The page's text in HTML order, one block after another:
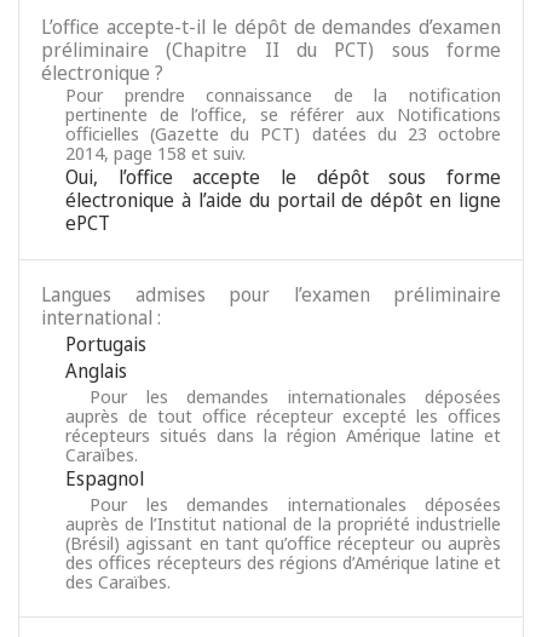
L’office accepte-t-il le dépôt de demandes d’examen
préliminaire (Chapitre II du PCT) sous forme
électronique ?
Pour prendre connaissance de la notification
pertinente de l’office, se référer aux Notifications
officielles (Gazette du PCT) datées du 23 octobre
2014, page 158 et suiv.
Oui, l’office accepte le dépôt sous forme
électronique à l’aide du portail de dépôt en ligne
ePCT
Langues admises pour l’examen préliminaire
international :
Portugais
Anglais
Pour les demandes internationales déposées
auprès de tout office récepteur excepté les offices
récepteurs situés dans la région Amérique latine et
Caraïbes.
Espagnol
Pour les demandes internationales déposées
auprès de l’Institut national de la propriété industrielle
(Brésil) agissant en tant qu’office récepteur ou auprès
des offices récepteurs des régions d’Amérique latine et
des Caraïbes.